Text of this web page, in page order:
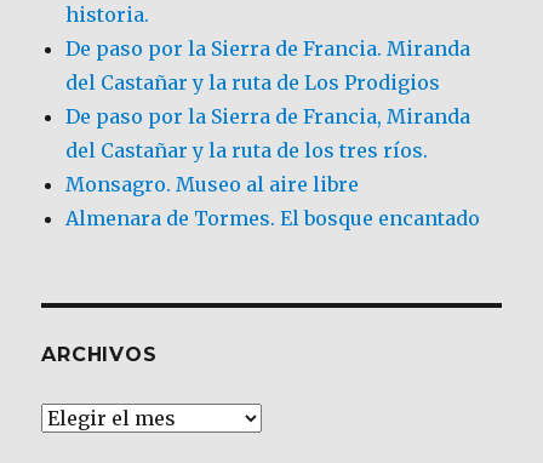
historia.
De paso por la Sierra de Francia. Miranda
del Castañar y la ruta de Los Prodigios
De paso por la Sierra de Francia, Miranda
del Castañar y la ruta de los tres ríos.
Monsagro. Museo al aire libre
Almenara de Tormes. El bosque encantado
ARCHIVOS
Archivos